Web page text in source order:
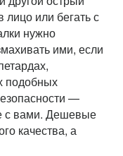
лицо или бегать с
нужно
ими, если
подобных
—
с вами. Дешевые
качества, а